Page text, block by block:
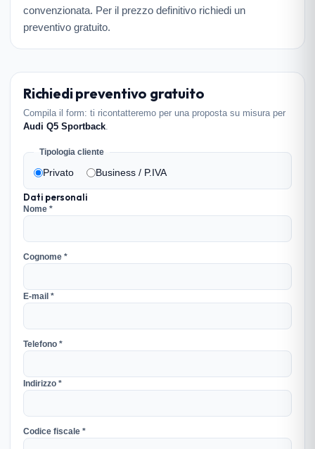
convenzionata. Per il prezzo definitivo richiedi un
preventivo gratuito.
Richiedi preventivo gratuito
Compila il form: ti ricontatteremo per una proposta su misura per
Audi Q5 Sportback.
Tipologia cliente
Privato Business / P.IVA
Dati personali
Nome *
Cognome *
E-mail *
Telefono *
Indirizzo *
Codice fiscale *